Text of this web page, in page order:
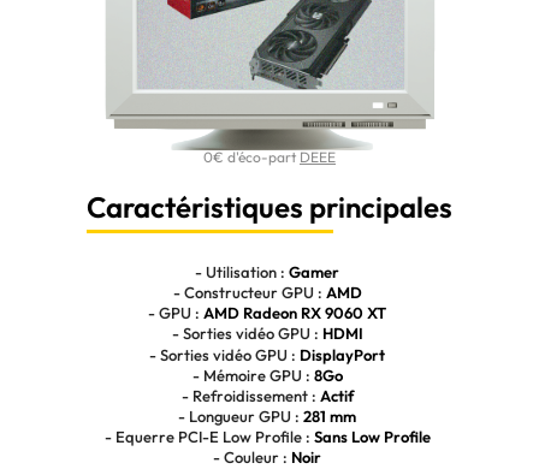
0€ d'éco-part DEEE
Caractéristiques principales
- Utilisation : Gamer
- Constructeur GPU : AMD
- GPU : AMD Radeon RX 9060 XT
- Sorties vidéo GPU : HDMI
- Sorties vidéo GPU : DisplayPort
- Mémoire GPU : 8Go
- Refroidissement : Actif
- Longueur GPU : 281 mm
- Equerre PCI-E Low Profile : Sans Low Profile
- Couleur : Noir